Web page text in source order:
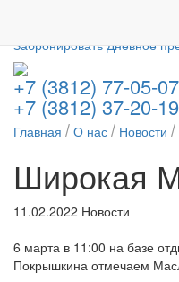
Забронировать Дневное
+7 (3812) 77-05-07
+7 (3812) 37-20-19
Главная О нас Новости
Широкая
11.02.2022 Новости
6 марта в 11:00 на базе
Покрышкина отмечаем